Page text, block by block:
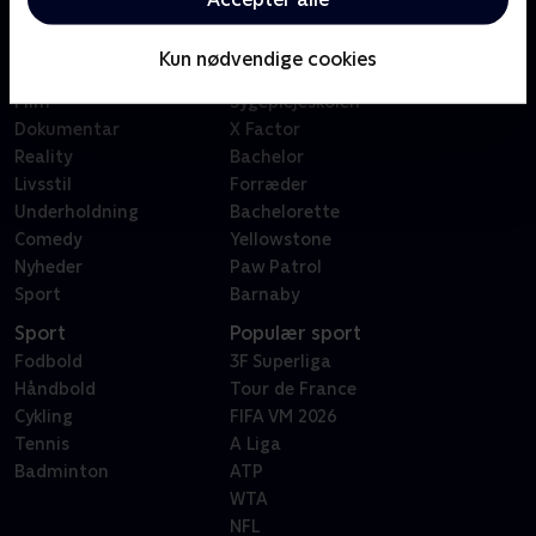
Kun nødvendige cookies
Kategorier
Film
Dokumentar
Reality
Livsstil
Underholdning
Comedy
Nyheder
Sport
Badehotellet
Sygeplejeskolen
X Factor
Bachelor
Forræder
Bachelorette
Yellowstone
Paw Patrol
Barnaby
Sport
Fodbold
Håndbold
Cykling
Tennis
Badminton
Populær sport
3F Superliga
Tour de France
FIFA VM 2026
A Liga
ATP
WTA
NFL